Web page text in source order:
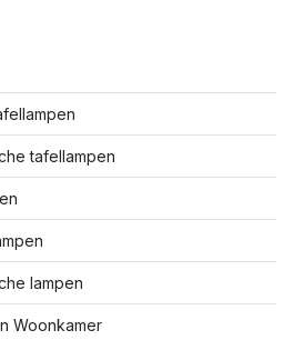
tafellampen
lampen
Woonkamer